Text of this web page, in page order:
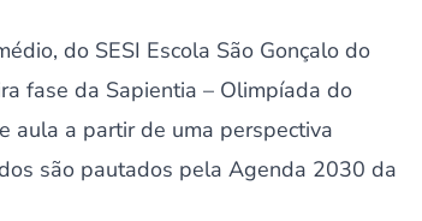
do SESI Escola São Gonçalo do
fase da Sapientia – Olimpíada do
aula a partir de uma perspectiva
são pautados pela Agenda 2030 da